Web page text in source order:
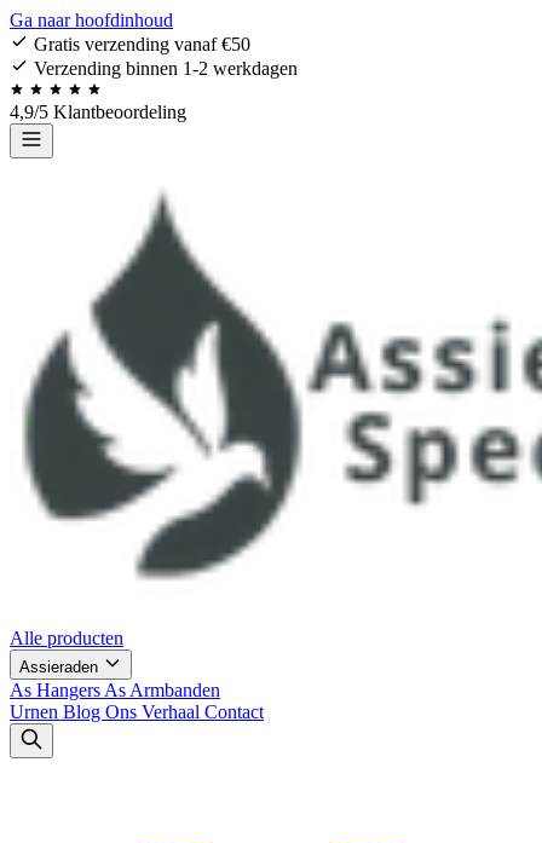
Ga naar hoofdinhoud
Gratis verzending vanaf €50
Verzending binnen 1-2 werkdagen
4,9/5 Klantbeoordeling
Alle producten
Assieraden
As Hangers As Armbanden
Urnen Blog Ons Verhaal Contact